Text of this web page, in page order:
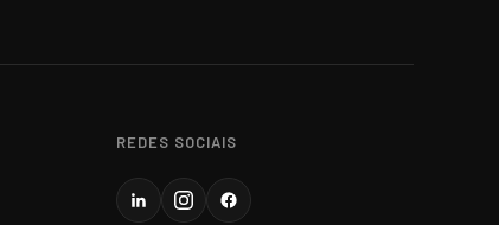
REDES SOCIAIS